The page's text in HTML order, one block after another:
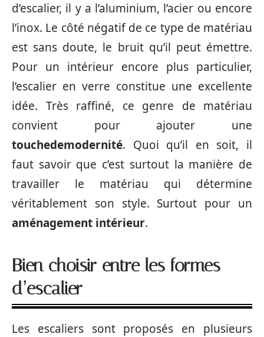
d’escalier, il y a l’aluminium, l’acier ou encore
l’inox. Le côté négatif de ce type de matériau
est sans doute, le bruit qu’il peut émettre.
Pour un intérieur encore plus particulier,
l’escalier en verre constitue une excellente
idée. Très raffiné, ce genre de matériau
convient pour ajouter une
touchedemodernité. Quoi qu’il en soit, il
faut savoir que c’est surtout la manière de
travailler le matériau qui détermine
véritablement son style. Surtout pour un
aménagement intérieur.
Bien choisir entre les formes
d’escalier
Les escaliers sont proposés en plusieurs